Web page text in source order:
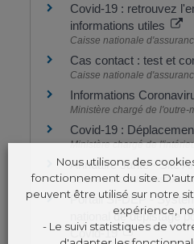
Covid-19 : retrouvez
informations utiles
Caisse nationale
Cas contact : test et
Caisse nationale
Informations
Ministère chargé de l'outre-
Covid-19 :
Ministère chargé de
Annuaire santé - Site
Caisse nationale
Portail SI-DEP -
national de dépistage
Covid-19
Nous utilisons des
fonctionnement du site.
peuvent être utilisé sur notre
expérience,
- Le suivi statistiques de